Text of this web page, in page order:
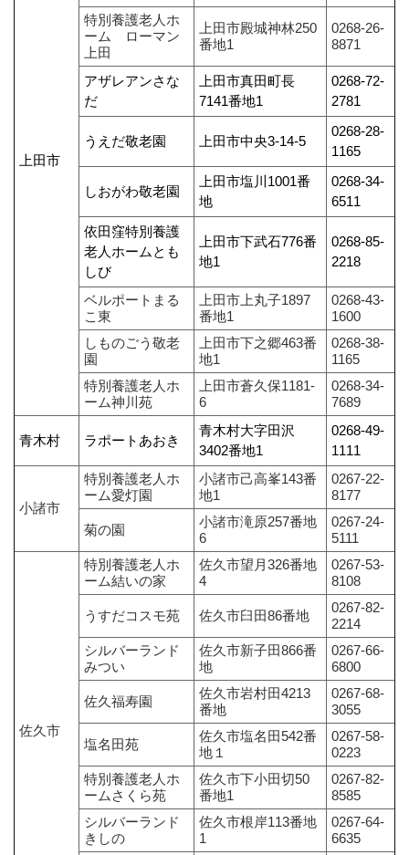
上田市
特別養護老人ホ
ーム ローマン
上田
上田市殿城神林250
番地1
0268-26-
8871
アザレアンさな
だ
上田市真田町長
7141番地1
0268-72‐
2781
うえだ敬老園 上田市中央3-14-5
0268-28‐
1165
しおがわ敬老園
上田市塩川1001番
地
0268-34‐
6511
依田窪特別養護
老人ホームとも
しび
上田市下武石776番
地1
0268-85‐
2218
ベルポートまる
こ東
上田市上丸子1897
番地1
0268-43-
1600
しものごう敬老
園
上田市下之郷463番
地1
0268-38-
1165
特別養護老人ホ
ーム神川苑
上田市蒼久保1181-
6
0268-34-
7689
青木村 ラポートあおき
青木村大字田沢
3402番地1
0268-49‐
1111
小諸市
特別養護老人ホ
ーム愛灯園
小諸市己高峯143番
地1
0267-22-
8177
菊の園
小諸市滝原257番地
6
0267-24-
5111
佐久市
特別養護老人ホ
ーム結いの家
佐久市望月326番地
4
0267-53-
8108
うすだコスモ苑 佐久市臼田86番地
0267-82-
2214
シルバーランド
みつい
佐久市新子田866番
地
0267-66-
6800
佐久福寿園
佐久市岩村田4213
番地
0267-68-
3055
塩名田苑
佐久市塩名田542番
地１
0267-58-
0223
特別養護老人ホ
ームさくら苑
佐久市下小田切50
番地1
0267-82-
8585
シルバーランド
きしの
佐久市根岸113番地
1
0267-64-
6635